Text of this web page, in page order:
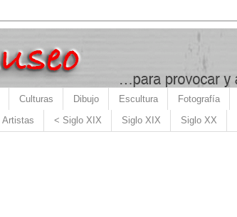
Culturas Dibujo Escultura Fotografía
Artistas < Siglo XIX Siglo XIX Siglo XX